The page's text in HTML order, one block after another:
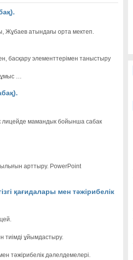
Жұбаев атындағы орта мектеп.
басқару элементтерімен таныстыру
…
мамандык бойынша сабак
арттыру. PowerPoint
қағидалары мен тәжірибелік
тиімді ұйымдастыру.
тәжірибелік дәлелдемелері.